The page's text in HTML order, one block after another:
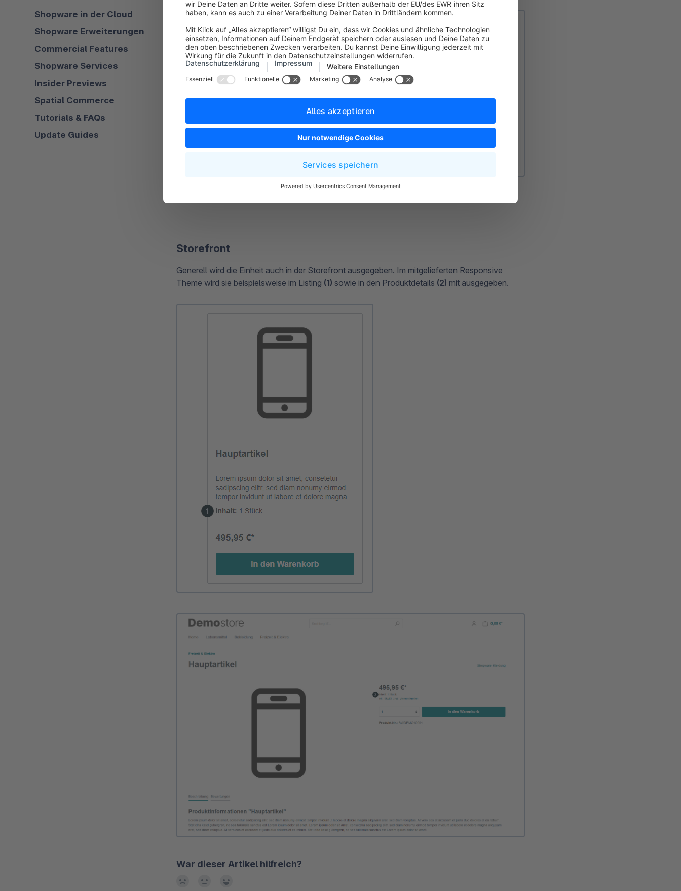
Shopware in der Cloud
Shopware Erweiterungen
Commercial Features
Shopware Services
Insider Previews
Spatial Commerce
Tutorials & FAQs
Update Guides
Storefront
Generell wird die Einheit auch in der Storefront ausgegeben. Im mitgelieferten Responsive
Theme wird sie beispielsweise im Listing (1) sowie in den Produktdetails (2) mit ausgegeben.
War dieser Artikel hilfreich?